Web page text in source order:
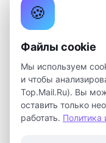
С начала лета наши
более 300 детей.
мероприятий до
🍪
Файлы cookie
Мы используем
и чтобы
Top.Mail.Ru). Вы
оставить только
работать. Политика